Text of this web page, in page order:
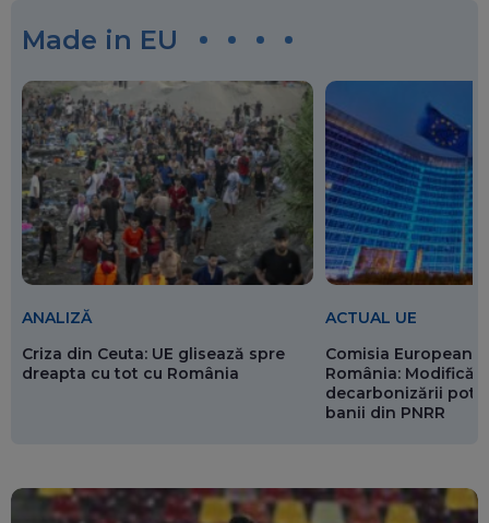
Made in EU
ANALIZĂ
Criza din Ceuta: UE glisează spre
dreapta cu tot cu România
ACTUAL UE
Comisia Europeană
România:
decarbonizării pot
banii din PNRR